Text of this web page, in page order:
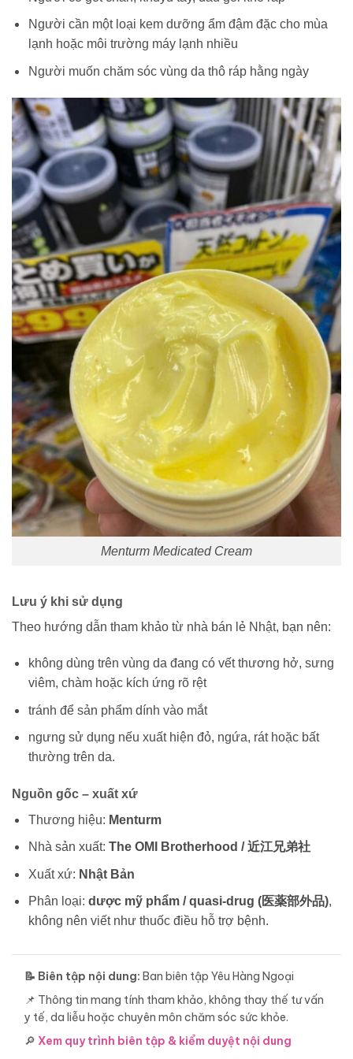
Người cần một loại kem dưỡng ẩm đậm đặc cho mùa
lạnh hoặc môi trường máy lạnh nhiều
Người muốn chăm sóc vùng da thô ráp hằng ngày
Menturm Medicated Cream
Lưu ý khi sử dụng
Theo hướng dẫn tham khảo từ nhà bán lẻ Nhật, bạn nên:
không dùng trên vùng da đang có vết thương hở, sưng
viêm, chàm hoặc kích ứng rõ rệt
tránh để sản phẩm dính vào mắt
ngưng sử dụng nếu xuất hiện đỏ, ngứa, rát hoặc bất
thường trên da.
Nguồn gốc – xuất xứ
Thương hiệu: Menturm
Nhà sản xuất: The OMI Brotherhood / 近江兄弟社
Xuất xứ: Nhật Bản
Phân loại: dược mỹ phẩm / quasi-drug (医薬部外品),
không nên viết như thuốc điều hỗ trợ bệnh.
📝 Biên tập nội dung: Ban biên tập Yêu Hàng Ngoại
📌 Thông tin mang tính tham khảo, không thay thế tư vấn
y tế, da liễu hoặc chuyên môn chăm sóc sức khỏe.
🔎 Xem quy trình biên tập & kiểm duyệt nội dung